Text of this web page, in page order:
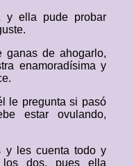
y ella pude probar
ganas de ahogarlo,
enamoradísima y
le pregunta si pasó
estar ovulando,
y les cuenta todo y
los dos, pues ella